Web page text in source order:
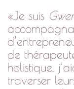
«Je suis
de
holistique,
traverser